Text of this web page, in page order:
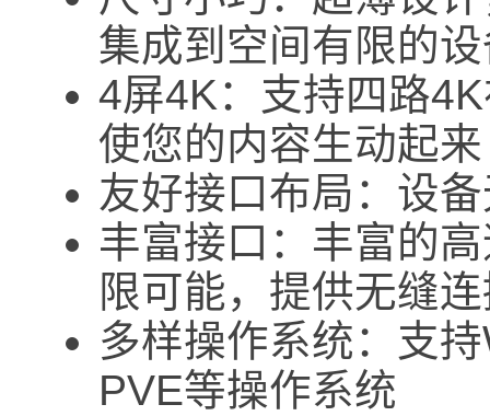
集成到空间有限的
4屏4K：支持四路
使您的内容生动起来
友好接口布局：设
丰富接口：丰富的
限可能，提供无缝
多样操作系统：支
PVE等操作系统